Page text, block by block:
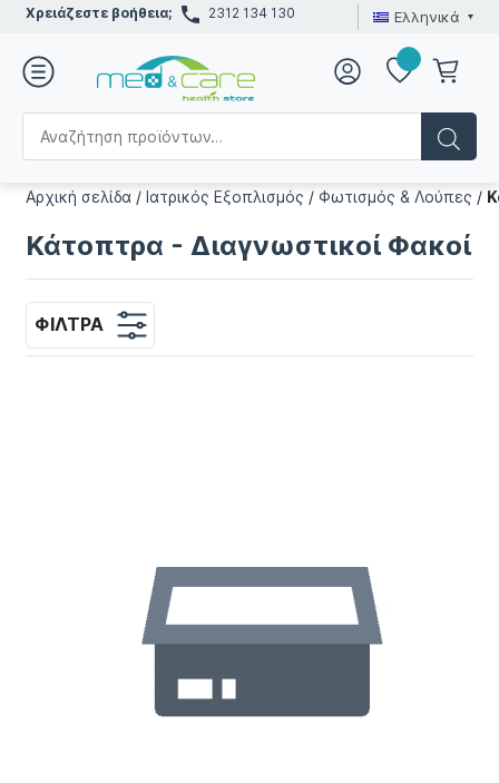
Χρειάζεστε βοήθεια; 2312 134 130 Ελληνικά
Αρχική σελίδα /Ιατρικός Εξοπλισμός /Φωτισμός & Λούπες /
Κάτοπτρα - Διαγνωστικοί Φακοί
ΦΊΛΤΡΑ